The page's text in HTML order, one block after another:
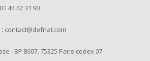
44 42 31 90
: contact@defnat.com
: BP 8607, 75325 Paris cedex 07